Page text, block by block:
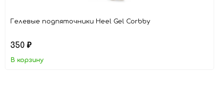
Гелевые подпяточники Heel Gel Corbby
350 ₽
В корзину